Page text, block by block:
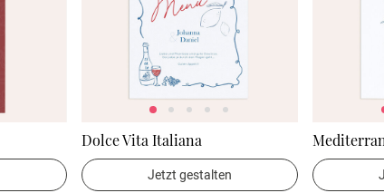
Dolce Vita Italiana
Jetzt gestalten